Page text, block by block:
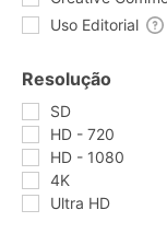
Uso Editorial
Resolução
SD
HD - 720
HD - 1080
4K
Ultra HD